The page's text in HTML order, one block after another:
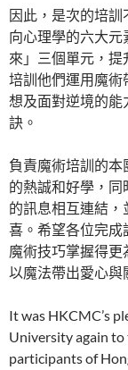
因此，是次的培
向心理學的六大
來」三個單元，提
培訓他們運用魔術
想及面對逆境的能
訣。
負責魔術培訓的
的熱誠和好學，
的訊息相互連結
喜。希望各位完成
魔術技巧掌握得更
以魔法帶出愛心與
It was HKCMC’s
University again to
participants of